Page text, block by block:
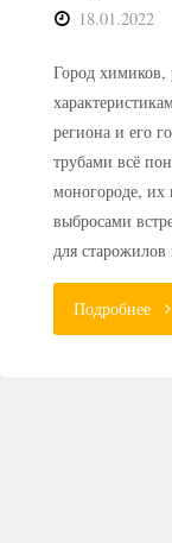
18.01.2022
Город
региона и его
трубами всё
моногороде,
выбросами
для
Подробнее